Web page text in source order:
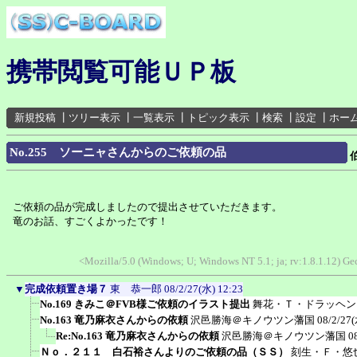
携帯閲覧可能ＵＰ板
新規投稿 ツリー表示 一覧表示 トピック表示 検索 設定 ホー
No.255 ソーニャさんからのご依頼の品
ご依頼の品が完成しましたので提出させていただきます。
竜のお話、すごくよかったです！
<Mozilla/5.0 (Windows; U; Windows NT 5.1; ja; rv:1.8.1.12)
▼ 完成依頼置き場７ 東 恭一郎 08/2/27(水) 12:23
No.169 きみこ＠FVB様ご依頼のイラスト提出 舞花・Ｔ・ドラッヘ
No.163 竜乃麻衣さんからの依頼 沢邑勝海＠キノウツン藩国 08/2/27(
Re:No.163 竜乃麻衣さんからの依頼 沢邑勝海＠キノウツン藩国
Ｎｏ．２１１ 白石裕さんよりのご依頼の品（ＳＳ）
刻生・Ｆ・悠